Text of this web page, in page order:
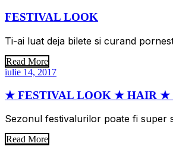
FESTIVAL LOOK
Ti-ai luat deja bilete si curand
Read More
iulie 14, 2017
★ FESTIVAL LOOK ★ HAIR ★
Sezonul festivalurilor poate fi super
Read More